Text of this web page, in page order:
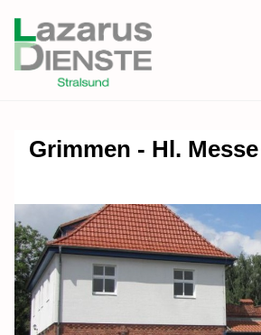
Grimmen - Hl. Messe